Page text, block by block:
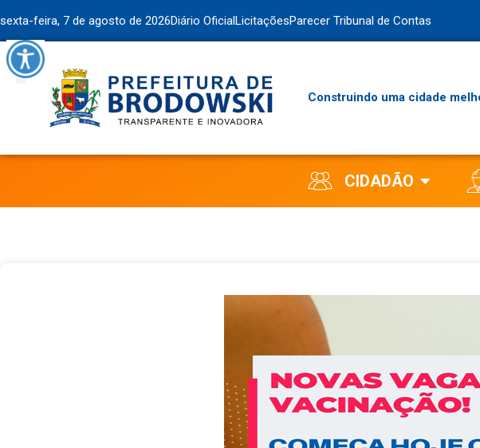
sexta-feira, 7 de agosto de 2026Diário OficialLicitaçõesParecer Tribunal de Contas
Construindo uma cidade
CIDADÃO